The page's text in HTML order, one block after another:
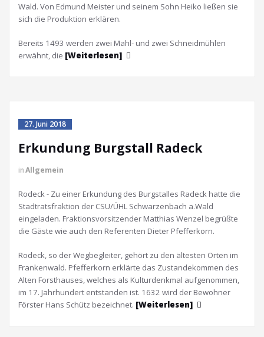
Wald. Von Edmund Meister und seinem Sohn Heiko ließen sie
sich die Produktion erklären.
Bereits 1493 werden zwei Mahl- und zwei Schneidmühlen
erwähnt, die [Weiterlesen]
27. Juni 2018
Erkundung Burgstall Radeck
inAllgemein
Rodeck - Zu einer Erkundung des Burgstalles Radeck hatte die
Stadtratsfraktion der CSU/ÜHL Schwarzenbach a.Wald
eingeladen. Fraktionsvorsitzender Matthias Wenzel begrüßte
die Gäste wie auch den Referenten Dieter Pfefferkorn.
Rodeck, so der Wegbegleiter, gehört zu den ältesten Orten im
Frankenwald. Pfefferkorn erklärte das Zustandekommen des
Alten Forsthauses, welches als Kulturdenkmal aufgenommen,
im 17. Jahrhundert entstanden ist. 1632 wird der Bewohner
Förster Hans Schütz bezeichnet. [Weiterlesen]